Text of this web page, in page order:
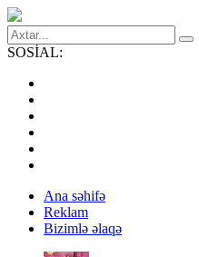
SOSİAL:
Ana səhifə
Reklam
Bizimlə əlaqə